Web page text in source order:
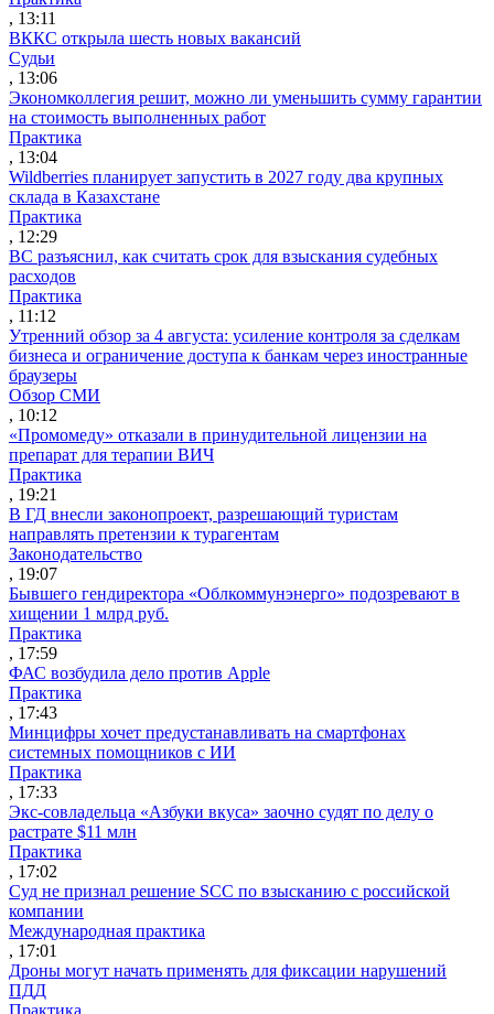
, 13:11
ВККС открыла шесть новых вакансий
Судьи
, 13:06
Экономколлегия решит, можно ли уменьшить сумму гарантии
на стоимость выполненных работ
Практика
, 13:04
Wildberries планирует запустить в 2027 году два крупных
склада в Казахстане
Практика
, 12:29
ВС разъяснил, как считать срок для взыскания судебных
расходов
Практика
, 11:12
Утренний обзор за 4 августа: усиление контроля за сделкам
бизнеса и ограничение доступа к банкам через иностранные
браузеры
Обзор СМИ
, 10:12
«Промомеду» отказали в принудительной лицензии на
препарат для терапии ВИЧ
Практика
, 19:21
В ГД внесли законопроект, разрешающий туристам
направлять претензии к турагентам
Законодательство
, 19:07
Бывшего гендиректора «Облкоммунэнерго» подозревают в
хищении 1 млрд руб.
Практика
, 17:59
ФАС возбудила дело против Apple
Практика
, 17:43
Минцифры хочет предустанавливать на смартфонах
системных помощников с ИИ
Практика
, 17:33
Экс-совладельца «Азбуки вкуса» заочно судят по делу о
растрате $11 млн
Практика
, 17:02
Суд не признал решение SCC по взысканию с российской
компании
Международная практика
, 17:01
Дроны могут начать применять для фиксации нарушений
ПДД
Практика